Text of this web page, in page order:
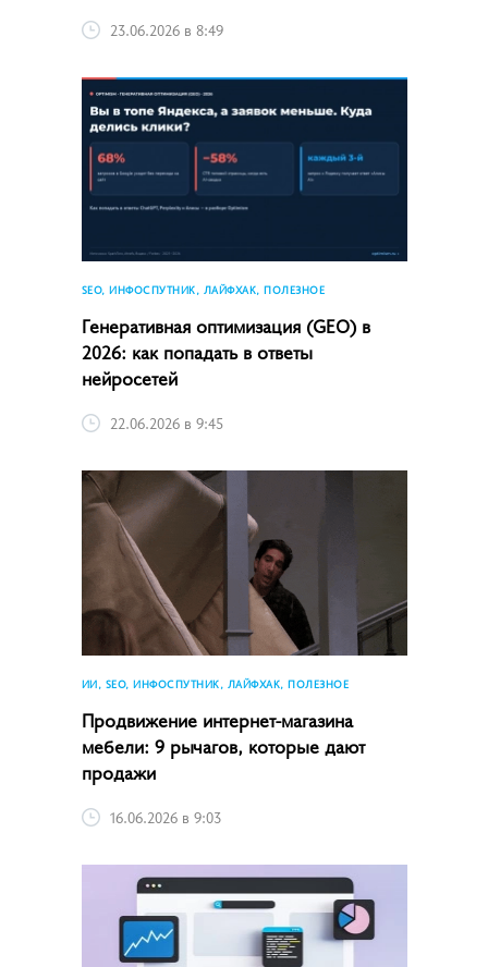
23.06.2026 в 8:49
SEO, ИНФОСПУТНИК, ЛАЙФХАК, ПОЛЕЗНОЕ
Генеративная оптимизация (GEO) в
2026: как попадать в ответы
нейросетей
22.06.2026 в 9:45
ИИ, SEO, ИНФОСПУТНИК, ЛАЙФХАК, ПОЛЕЗНОЕ
Продвижение интернет-магазина
мебели: 9 рычагов, которые дают
продажи
16.06.2026 в 9:03